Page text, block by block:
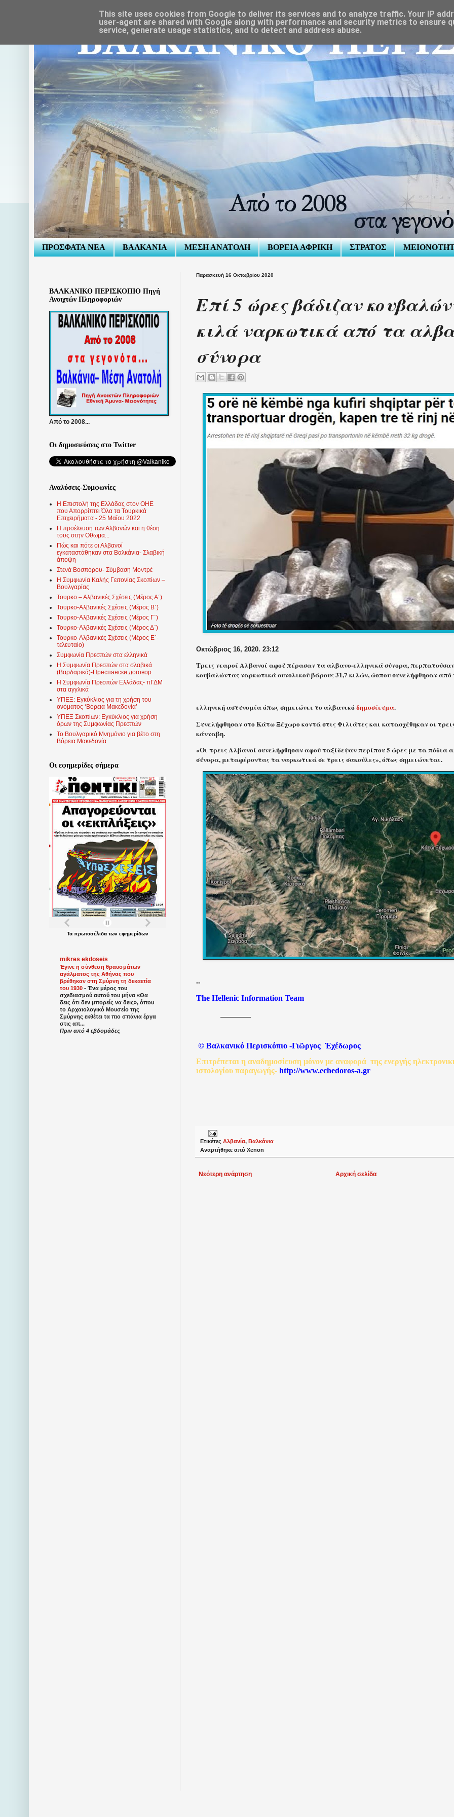
ΠΡΟΣΦΑΤΑ ΝΕΑ ΒΑΛΚΑΝΙΑ ΜΕΣΗ ΑΝΑΤΟΛΗ ΒΟΡΕΙΑ ΑΦΡΙΚΗ ΣΤΡΑΤΟΣ
Παρασκευή 16 Οκτωβρίου 2020
Επί 5 ώρες βάδιζαν
κιλά ναρκωτικά από τα
σύνορα
Οκτώβριος 16, 2020. 23:12
Τρεις νεαροί Αλβανοί αφού πέρασαν τα αλβανο-ελληνικά σύνορα,
κουβαλώντας ναρκωτικά συνολικού βάρους 31,7 κιλών, ώσπου συνελήφθησαν από
ελληνική αστυνομία όπως σημειώνει το αλβανικόδημοσίευμα.
Συνελήφθησαν στο Κάτω Ξέχωρο κοντά στις Φιλιάτες και κατασχέθηκαν οι
κάνναβη.
«Οι τρεις Αλβανοί συνελήφθησαν αφού ταξίδεψαν περίπου 5 ώρες με τα πόδια
σύνορα, μεταφέροντας τα ναρκωτικά σε τρεις σακούλες», όπως σημειώνεται.
--
The Hellenic Information Team
© Βαλκανικό Περισκόπιο -Γιῶργος Ἐχέδωρος
Επιτρέπεται η αναδημοσίευση μόνον με αναφορά της ενεργής
ιστολογίου παραγωγής- http://www.echedoros-a.gr
Ετικέτες Αλβανία, Βαλκάνια
Αναρτήθηκε από Xenon
Νεότερη ανάρτηση Αρχική σελίδα
ΒΑΛΚΑΝΙΚΟ ΠΕΡΙΣΚΟΠΙΟ Πηγή
Ανοιχτών Πληροφοριών
Από το 2008...
Οι δημοσιεύσεις στο Twitter
Αναλύσεις-Συμφωνίες
Η Επιστολή της Ελλάδας στον ΟΗΕ
που Απορρίπτει Όλα τα Τουρκικά
Επιχειρήματα - 25 Μαΐου 2022
Η προέλευση των Αλβανών και η θέση
τους στην Οθωμα...
Πώς και πότε οι Αλβανοί
εγκαταστάθηκαν στα Βαλκάνια- Σλαβική
άποψη
Στενά Βοσπόρου- Σύμβαση Μοντρέ
Η Συμφωνία Καλής Γειτονίας Σκοπίων –
Βουλγαρίας
Τουρκο – Αλβανικές Σχέσεις (Mέρος Α΄)
Τουρκο-Αλβανικές Σχέσεις (Μέρος Β΄)
Τουρκο-Αλβανικές Σχέσεις (Μέρος Γ΄)
Τουρκο-Αλβανικές Σχέσεις (Μέρος Δ΄)
Τουρκο-Αλβανικές Σχέσεις (Μέρος Ε΄-
τελευταίο)
Συμφωνία Πρεσπών στα ελληνικά
Η Συμφωνία Πρεσπών στα σλαβικά
(Βαρδαρικά)-Преспански договор
Η Συμφωνία Πρεσπών Ελλάδας- πΓΔΜ
στα αγγλικά
ΥΠΕΞ: Εγκύκλιος για τη χρήση του
ονόματος ‘Βόρεια Μακεδονία’
ΥΠΕΞ Σκοπίων: Εγκύκλιος για χρήση
όρων της Συμφωνίας Πρεσπών
Το Βουλγαρικό Μνημόνιο για βέτο στη
Βόρεια Μακεδονία
Οι εφημερίδες σήμερα
Τα πρωτοσέλιδατων εφημερίδων
mikres ekdoseis
Έγινε η σύνθεση θραυσμάτων
αγάλματος της Αθήνας που
βρέθηκαν στη Σμύρνη τη δεκαετία
του 1930 - Ένα μέρος του
σχεδιασμού αυτού του μήνα «Θα
δεις ότι δεν μπορείς να δεις», όπου
το Αρχαιολογικό Μουσείο της
Σμύρνης εκθέτει τα πιο σπάνια έργα
στις απ...
Πριν από 4 εβδομάδες
This site uses cookies from Google to deliver its services and to analyze traffic. Your IP
user-agent are shared with Google along with performance and security metrics to ensure
service, generate usage statistics, and to detect and address abuse.